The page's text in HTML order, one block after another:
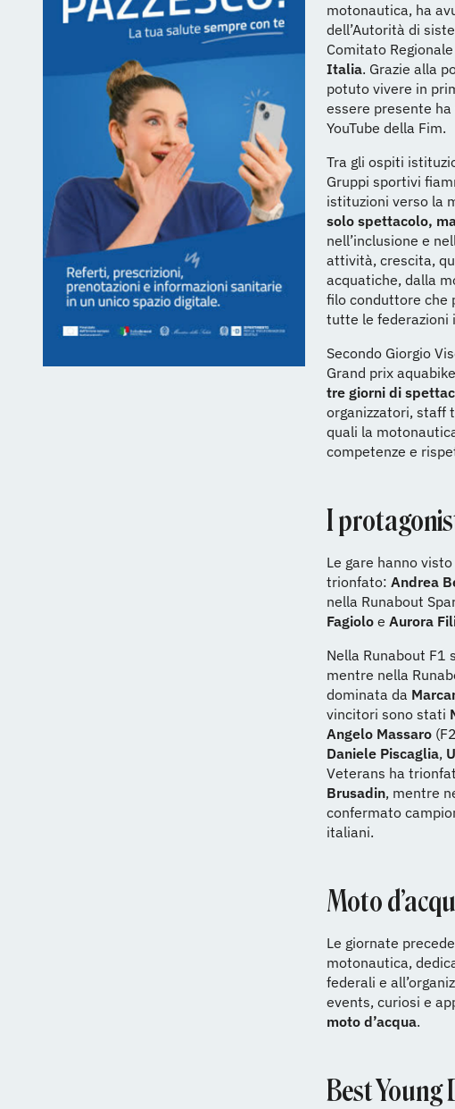
motonautica, ha
dell’Autorità di
Comitato
Italia. Grazie alla
potuto vivere in
essere presente
YouTube della Fim.
Tra gli ospiti
Gruppi sportivi
istituzioni verso la
solo spettacolo,
nell’inclusione e
attività, crescita,
acquatiche, dalla
filo conduttore che
tutte le federazioni
Secondo Giorgio
Grand prix
tre giorni di
organizzatori, staff
quali la
competenze e
I
Le gare hanno
trionfato: Andrea
nella Runabout
Fagiolo e Aurora
Nella Runabout F1
mentre nella
dominata da
vincitori sono stati
Angelo Massaro
Daniele Piscaglia,
Veterans ha
Brusadin, mentre
confermato
italiani.
Moto
Le giornate
motonautica,
federali e
events, curiosi e
moto d’acqua.
Best Young